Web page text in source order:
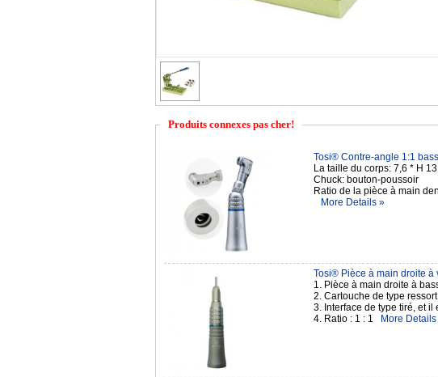
Produits connexes pas cher!
Tosi® Contre-angle 1:1
Chuck: bouton-poussoir
More Details »
Tosi® Pièce à main droite à
1. Pièce à main droite à
2. Cartouche de type
3. Interface de type tiré, et
4. Ratio : 1 : 1
More